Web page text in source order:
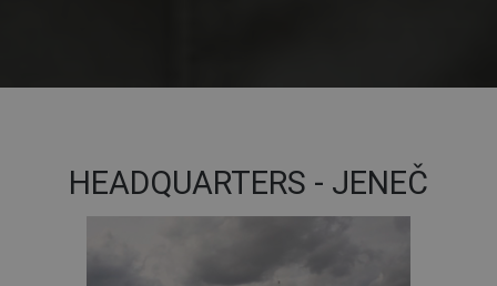
HEADQUARTERS - JENEČ